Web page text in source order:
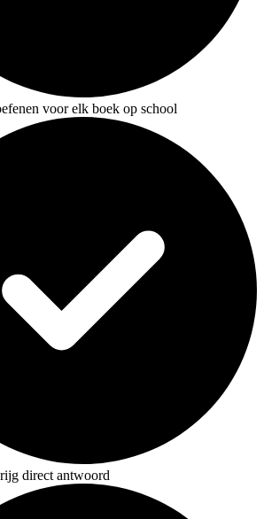
voor elk boek op school
direct antwoord